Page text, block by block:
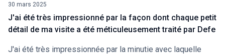
30 mars 2025
J'ai été très impressionné par la façon dont chaque petit
détail de ma visite a été méticuleusement traité par Defe
J'ai été très impressionnée par la minutie avec laquelle